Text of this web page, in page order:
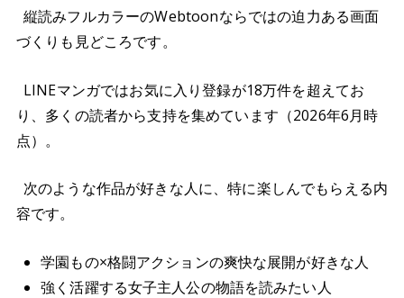
縦読みフルカラーのWebtoonならではの迫力ある画面
づくりも見どころです。
LINEマンガではお気に入り登録が18万件を超えてお
り、多くの読者から支持を集めています（2026年6月時
点）。
次のような作品が好きな人に、特に楽しんでもらえる内
容です。
学園もの×格闘アクションの爽快な展開が好きな人
強く活躍する女子主人公の物語を読みたい人